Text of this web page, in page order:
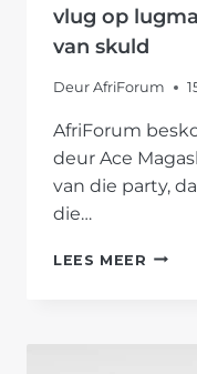
vlug op
van skuld
Deur AfriForum
AfriForum
deur Ace
van die party,
die…
LEES MEER